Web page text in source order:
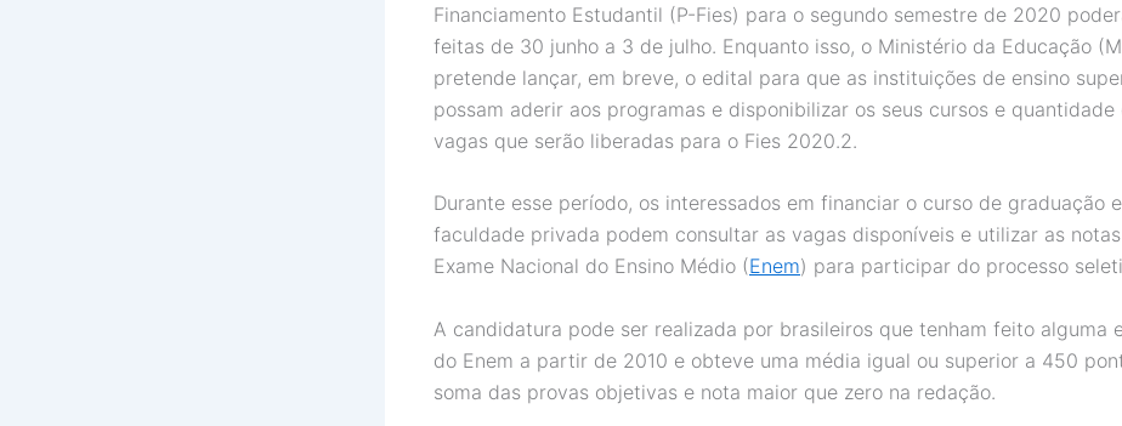
Financiamento Estudantil (P-Fies) para o segundo semestre de 2020
feitas de 30 junho a 3 de julho. Enquanto isso, o Ministério da Educação
pretende lançar, em breve, o edital para que as instituições de ensino
possam aderir aos programas e disponibilizar os seus cursos e quantidade
vagas que serão liberadas para o Fies 2020.2.
Durante esse período, os interessados em financiar o curso de graduação
faculdade privada podem consultar as vagas disponíveis e utilizar as
Exame Nacional do Ensino Médio (Enem) para participar do processo
A candidatura pode ser realizada por brasileiros que tenham feito alguma
do Enem a partir de 2010 e obteve uma média igual ou superior a 450
soma das provas objetivas e nota maior que zero na redação.